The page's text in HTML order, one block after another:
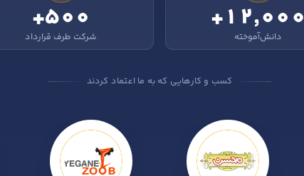
۱۲٬۰۰۰+
دانش‌آموخته
۵۰۰+
شرکت طرف قرارداد
کسب و کارهایی که به ما اعتماد کردند